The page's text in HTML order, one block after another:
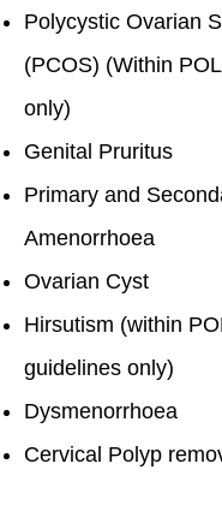
Polycystic Ovarian
(PCOS) (Within
only)
Genital Pruritus
Primary and
Amenorrhoea
Ovarian Cyst
Hirsutism (within
guidelines
Dysmenorrhoea
Cervical